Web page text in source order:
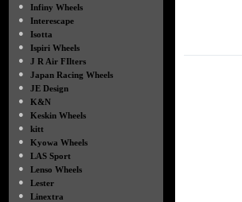
●
Infiny Wheels
●
Interescape
●
Isotta
●
Ispiri Wheels
●
J R Air FIlters
●
Japan Racing Wheels
●
JE Design
●
K&N
●
Keskin Wheels
●
kitt
●
Kyowa Wheels
●
LAS Sport
●
Lenso Wheels
●
Lester
●
Linextra